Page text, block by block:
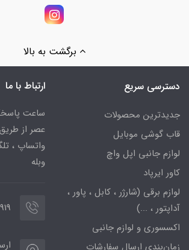
برگشت به بالا
دسترسی سریع
جدیدترین محصولات
قاب گوشی موبایل
لوازم جانبی اپل واچ
کاور ایرپاد
لوازم برقی (شارژر ، کابل ، پاور ،
آداپتور ، ...)
اکسسوری و لوازم جانبی
زمان‌بندی ارسال سفارشات
ارتباط با ما
عصر از
واتساپ ،
وبله